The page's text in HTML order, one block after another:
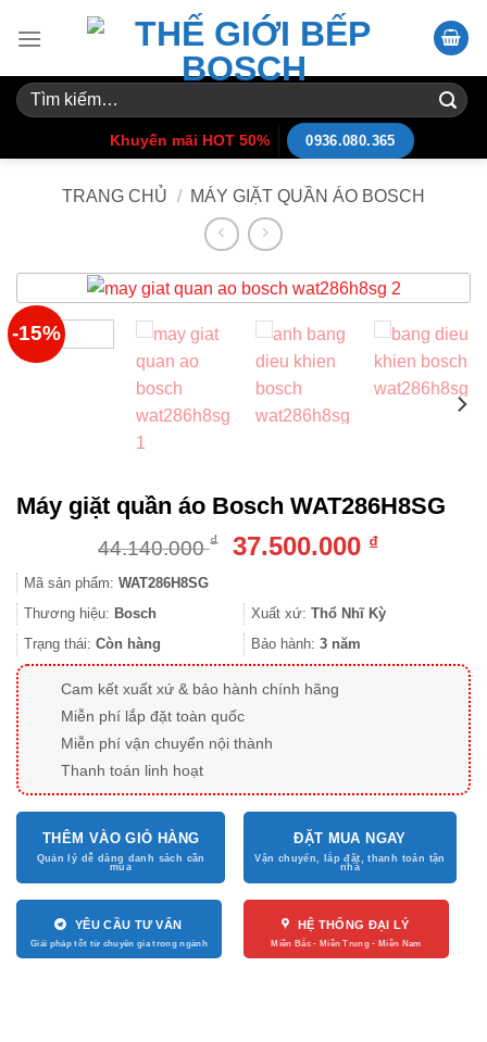
Tìm
kiếm:
Khuyến mãi HOT 50% 0936.080.365
TRANG CHỦ / MÁY GIẶT QUẦN ÁO BOSCH
-15%
Máy giặt quần áo Bosch WAT286H8SG
44.140.000₫
Giá
44.140.000 ₫.
37.500.000 ₫Giá
là:
Mã sản phẩm: WAT286H8SG
Thương hiệu: Bosch Xuất xứ: Thổ Nhĩ Kỳ
Trạng thái: Còn hàng Bảo hành: 3 năm
Cam kết xuất xứ & bảo hành chính hãng
Miễn phí lắp đặt toàn quốc
Miễn phí vận chuyển nội thành
Thanh toán linh hoạt
THÊM VÀO GIỎ HÀNG ĐẶT MUA NGAY
YÊU CẦU TƯ VẤN HỆ THỐNG ĐẠI LÝ